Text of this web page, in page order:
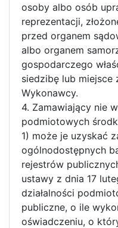
osoby albo osób
reprezentacji,
przed organem
albo organem
gospodarczego
siedzibę lub miejsce
Wykonawcy.
4. Zamawiający nie
podmiotowych
1) może je uzyskać
ogólnodostępnych
rejestrów
ustawy z dnia 17
działalności
publiczne, o ile
oświadczeniu, o